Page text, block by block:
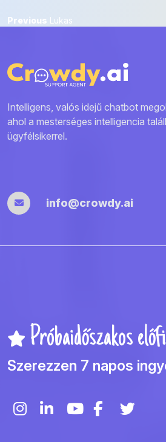
Bejegyzés
Previous Previous
Lukas
Intelligens, valós idejű chatbot
ahol a mesterséges intelligencia
ügyfélsikerrel.
info@crowdy.ai
Próbaidőszakos
Szerezzen 7 napos